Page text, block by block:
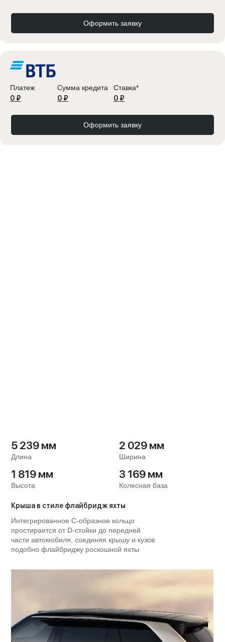
Оформить заявку
Платеж
0 ₽
Сумма кредита
0 ₽
Ставка*
0 ₽
Оформить заявку
Крыша в стиле флайбридж яхты
5 239 мм
Длина
2 029 мм
Ширина
1 819 мм
Высота
3 169 мм
Колесная база
Интегрированное C-образное кольцо
простирается от D-стойки до передней
части автомобиля, соединяя крышу и кузов
подобно флайбриджу роскошной яхты